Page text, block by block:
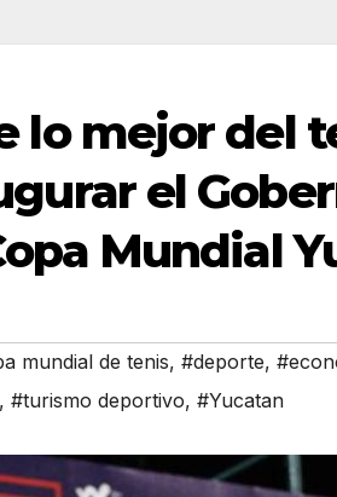
lo mejor del
el
Mundial
mundial de tenis, #deporte,
, #turismo deportivo, #Yucatan